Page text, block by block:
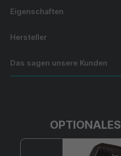
Eigenschaften
Hersteller
Das sagen unsere Kunden